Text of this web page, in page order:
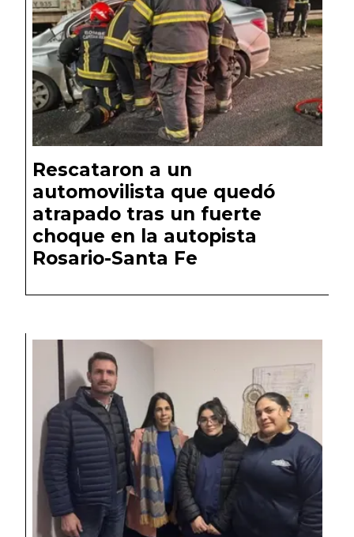
Rescataron a un
automovilista que quedó
atrapado tras un fuerte
choque en la autopista
Rosario-Santa Fe